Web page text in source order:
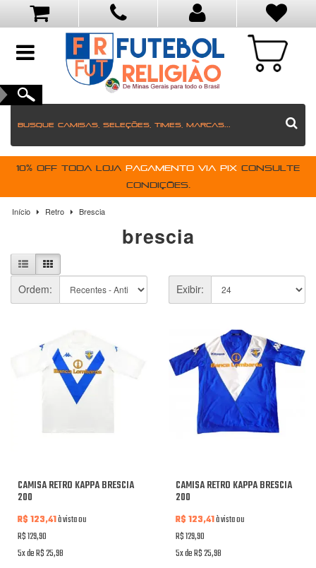
toggle
10% OFF toda loja pagamento via PIX Consulte
condições.
Início Retro Brescia
brescia
Ordem: Exibir:
CAMISA RETRO KAPPA BRESCIA
200
R$ 123,41à vista ou
R$ 129,90
5x de R$ 25,98
CAMISA RETRO KAPPA BRESCIA
200
R$ 123,41à vista ou
R$ 129,90
5x de R$ 25,98